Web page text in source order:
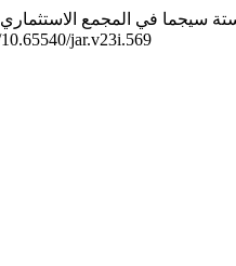
10.65540/jar.v23i.569